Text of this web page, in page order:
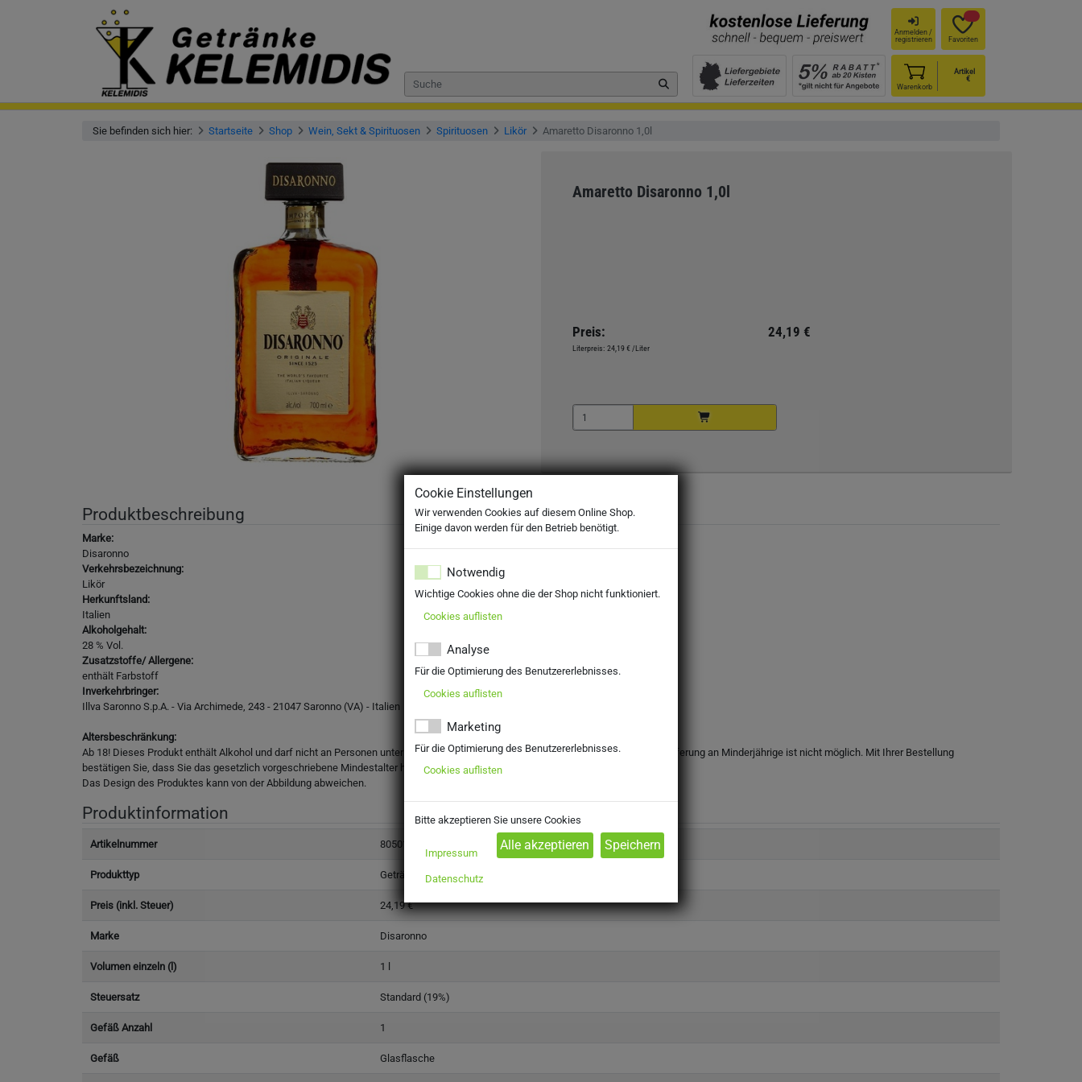
Anmelden /
registrieren
Favoriten
Warenkorb
Artikel
€
Sie befinden sich hier: Startseite Shop Wein, Sekt & Spirituosen Spirituosen Likör Amaretto Disaronno 1,0l
Amaretto Disaronno 1,0l
Preis: 24,19 €
Literpreis: 24,19 € /Liter
Produktbeschreibung
Marke:
Disaronno
Verkehrsbezeichnung:
Likör
Herkunftsland:
Italien
Alkoholgehalt:
28 % Vol.
Zusatzstoffe/ Allergene:
enthält Farbstoff
Inverkehrbringer:
Illva Saronno S.p.A. - Via Archimede, 243 - 21047 Saronno (VA) - Italien
Altersbeschränkung:
Ab 18! Dieses Produkt enthält Alkohol und darf nicht an Personen unter dem gesetzlichen Mindestalter abgegeben werden. Eine Lieferung an Minderjährige ist nicht möglich. Mit Ihrer Bestellung
bestätigen Sie, dass Sie das gesetzlich vorgeschriebene Mindestalter haben.
Das Design des Produktes kann von der Abbildung abweichen.
Produktinformation
Artikelnummer 805010
Produkttyp Getränke
Preis (inkl. Steuer) 24,19 €
Marke Disaronno
Volumen einzeln (l) 1 l
Steuersatz Standard (19%)
Gefäß Anzahl 1
Gefäß Glasflasche
Cookie Einstellungen
Wir verwenden Cookies auf diesem Online Shop.
Einige davon werden für den Betrieb benötigt.
Notwendig
Wichtige Cookies ohne die der Shop nicht funktioniert.
Cookies auflisten
Analyse
Für die Optimierung des Benutzererlebnisses.
Cookies auflisten
Marketing
Für die Optimierung des Benutzererlebnisses.
Cookies auflisten
Bitte akzeptieren Sie unsere Cookies
Impressum
Datenschutz